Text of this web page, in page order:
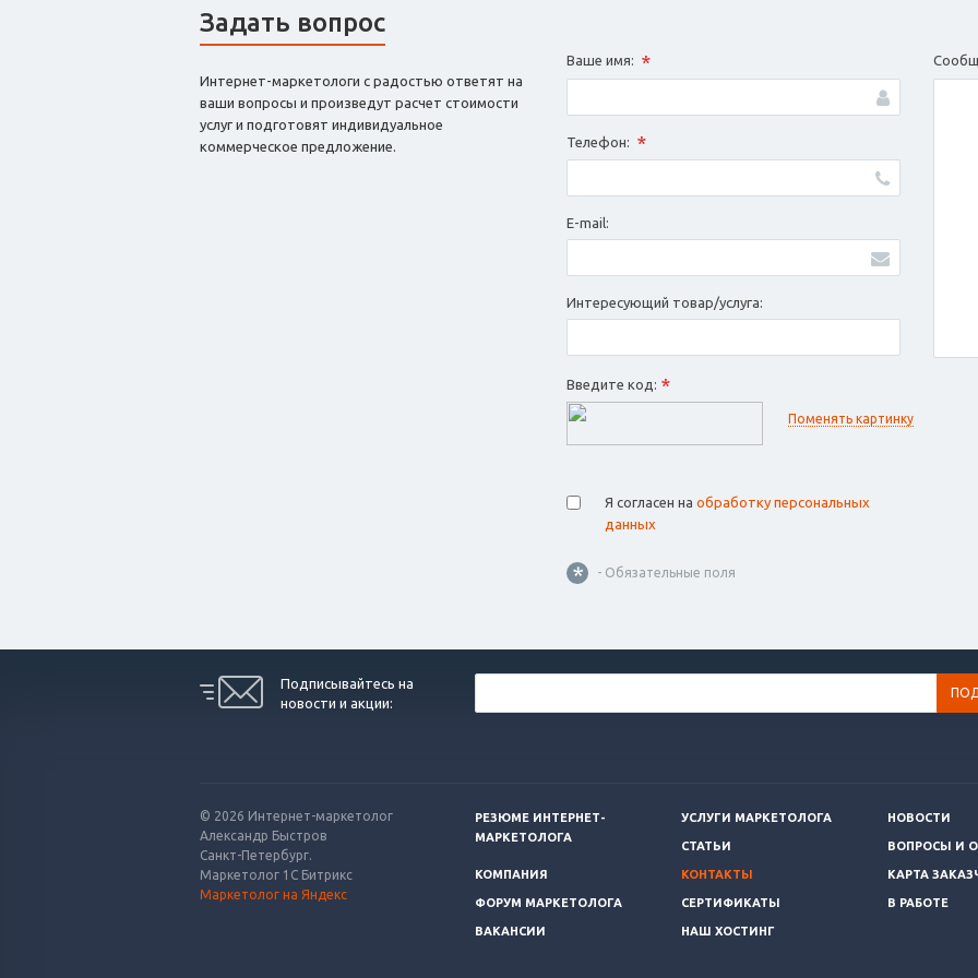
Задать вопрос
Интернет-маркетологи с радостью ответят на
ваши вопросы и произведут расчет стоимости
услуг и подготовят индивидуальное
коммерческое предложение.
Ваше имя: *
Телефон: *
E-mail:
Интересующий товар/услуга:
Введите код: *
Поменять картинку
Я согласен на обработку персональных
данных
* - Обязательные поля
Подписывайтесь на
новости и акции:
© 2026 Интернет-маркетолог
Александр Быстров
Санкт-Петербург.
Маркетолог 1С Битрикс
Маркетолог на Яндекс
РЕЗЮМЕ ИНТЕРНЕТ-
МАРКЕТОЛОГА
УСЛУГИ МАРКЕТОЛОГА НОВОСТИ
СТАТЬИ ВОПРОСЫ И
КОМПАНИЯ КОНТАКТЫ КАРТА
ФОРУМ МАРКЕТОЛОГА СЕРТИФИКАТЫ В РАБОТЕ
ВАКАНСИИ НАШ ХОСТИНГ